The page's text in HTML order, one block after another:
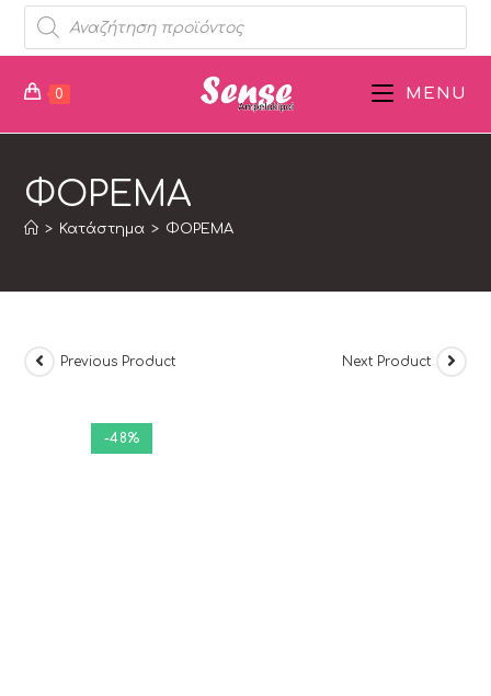
0 MENU
ΦΟΡΕΜΑ
> Κατάστημα > ΦΟΡΕΜΑ
-48%
Previous Product Next Product